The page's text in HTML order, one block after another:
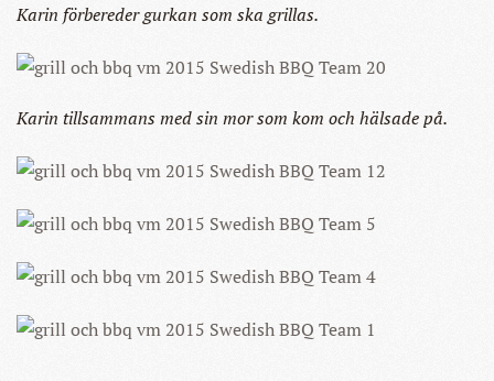
Karin förbereder gurkan som ska grillas.
Karin tillsammans med sin mor som kom och hälsade på.